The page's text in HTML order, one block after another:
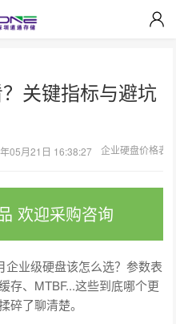
关键指标与避坑
05月21日 16:38:27 企业硬盘价格表
欢迎采购咨询
企业级硬盘该怎么选？参数表
存、MTBF...这些到底哪个更
碎了聊清楚。